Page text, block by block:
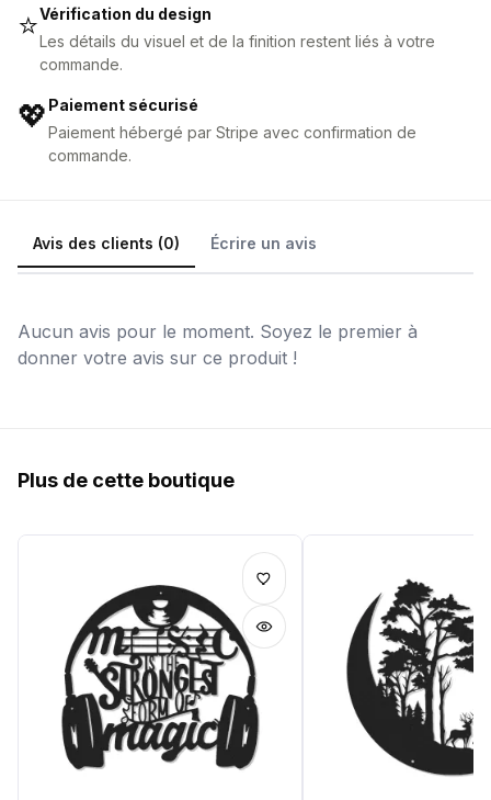
⭐Vérification du design
Les détails du visuel et de la finition restent liés à votre
commande.
💖 Paiement sécurisé
Paiement hébergé par Stripe avec confirmation de
commande.
Avis des clients (0) Écrire un avis
Aucun avis pour le moment. Soyez le premier à
donner votre avis sur ce produit !
Plus de cette boutique